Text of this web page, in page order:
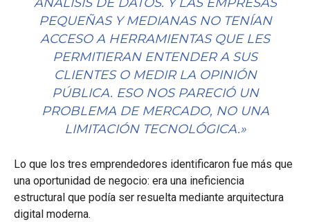
PEQUEÑAS Y MEDIANAS NO TENÍAN
ACCESO A HERRAMIENTAS QUE LES
PERMITIERAN ENTENDER A SUS
CLIENTES O MEDIR LA OPINIÓN
PÚBLICA. ESO NOS PARECIÓ UN
PROBLEMA DE MERCADO, NO UNA
LIMITACIÓN TECNOLÓGICA.»
Lo que los tres emprendedores identificaron fue más que
una oportunidad de negocio: era una ineficiencia
estructural que podía ser resuelta mediante arquitectura
digital moderna.